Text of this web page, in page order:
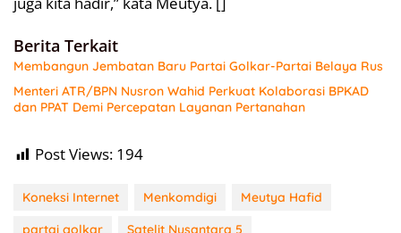
Berita Terkait
Membangun Jembatan Baru Partai Golkar-Partai Belaya Rus
Menteri ATR/BPN Nusron Wahid Perkuat Kolaborasi BPKAD
dan PPAT Demi Percepatan Layanan Pertanahan
Post Views: 194
Koneksi Internet Menkomdigi
Meutya Hafid
partai golkar
Satelit Nusantara 5